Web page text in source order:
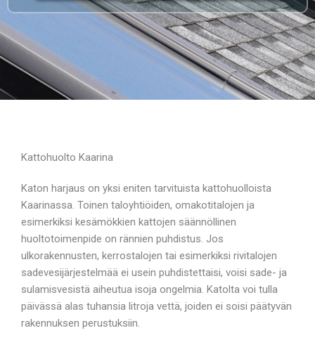
Kattohuolto Kaarina
Katon harjaus on yksi eniten tarvituista kattohuolloista
Kaarinassa. Toinen taloyhtiöiden, omakotitalojen ja
esimerkiksi kesämökkien kattojen säännöllinen
huoltotoimenpide on rännien puhdistus. Jos
ulkorakennusten, kerrostalojen tai esimerkiksi rivitalojen
sadevesijärjestelmää ei usein puhdistettaisi, voisi sade- ja
sulamisvesistä aiheutua isoja ongelmia. Katolta voi tulla
päivässä alas tuhansia litroja vettä, joiden ei soisi päätyvän
rakennuksen perustuksiin.